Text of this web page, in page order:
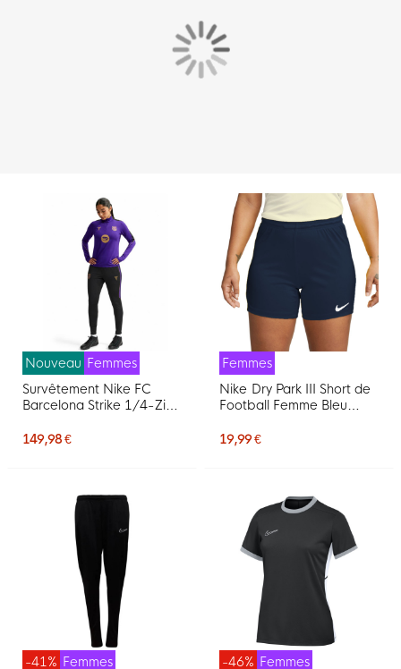
Nouveau Femmes
Survêtement Nike FC
Barcelona Strike 1/4-Zip
violet, noir, or
149,98 €
Femmes
Nike Dry Park III Short de
Football Femme Bleu
19,99 €
-41% Femmes -46% Femmes